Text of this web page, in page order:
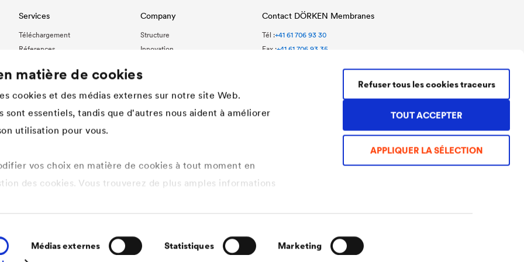
matière de cookies
cookies et des médias externes sur notre site Web.
sont essentiels, tandis que d'autres nous aident à améliorer
utilisation pour vous.
vos choix en matière de cookies à tout moment en
des cookies. Vous trouverez de plus amples informations
Médias externes Statistiques
Marketing
TOUT ACCEPTER
APPLIQUER LA SÉLECTION
Refuser tous les cookies traceurs
Services
Téléchargement
Réferences
Company
Structure
Innovation
Histoire
Développement durable
Contact DÖRKEN Membranes
Tél :+41 61 706 93 30
Fax :+41 61 706 93 35
Mentions légales
Conditions générales de vente